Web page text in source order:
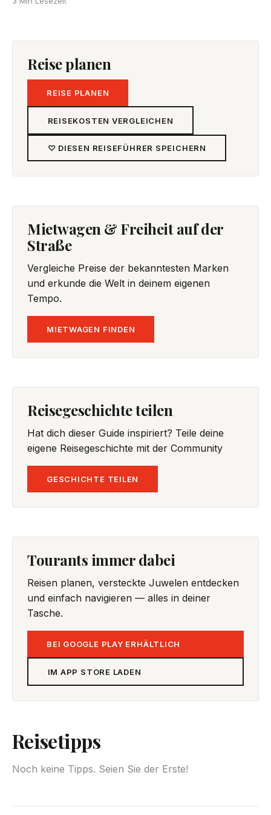
Reise planen
REISE PLANEN
REISEKOSTEN VERGLEICHEN
♡ DIESEN REISEFÜHRER SPEICHERN
Mietwagen & Freiheit auf der
Straße
Vergleiche Preise der bekanntesten Marken
und erkunde die Welt in deinem eigenen
Tempo.
MIETWAGEN FINDEN
Reisegeschichte teilen
Hat dich dieser Guide inspiriert? Teile deine
eigene Reisegeschichte mit der Community
GESCHICHTE TEILEN
Tourants immer dabei
Reisen planen, versteckte Juwelen entdecken
und einfach navigieren — alles in deiner
Tasche.
BEI GOOGLE PLAY ERHÄLTLICH
IM APP STORE LADEN
Reisetipps
Noch keine Tipps. Seien Sie der Erste!